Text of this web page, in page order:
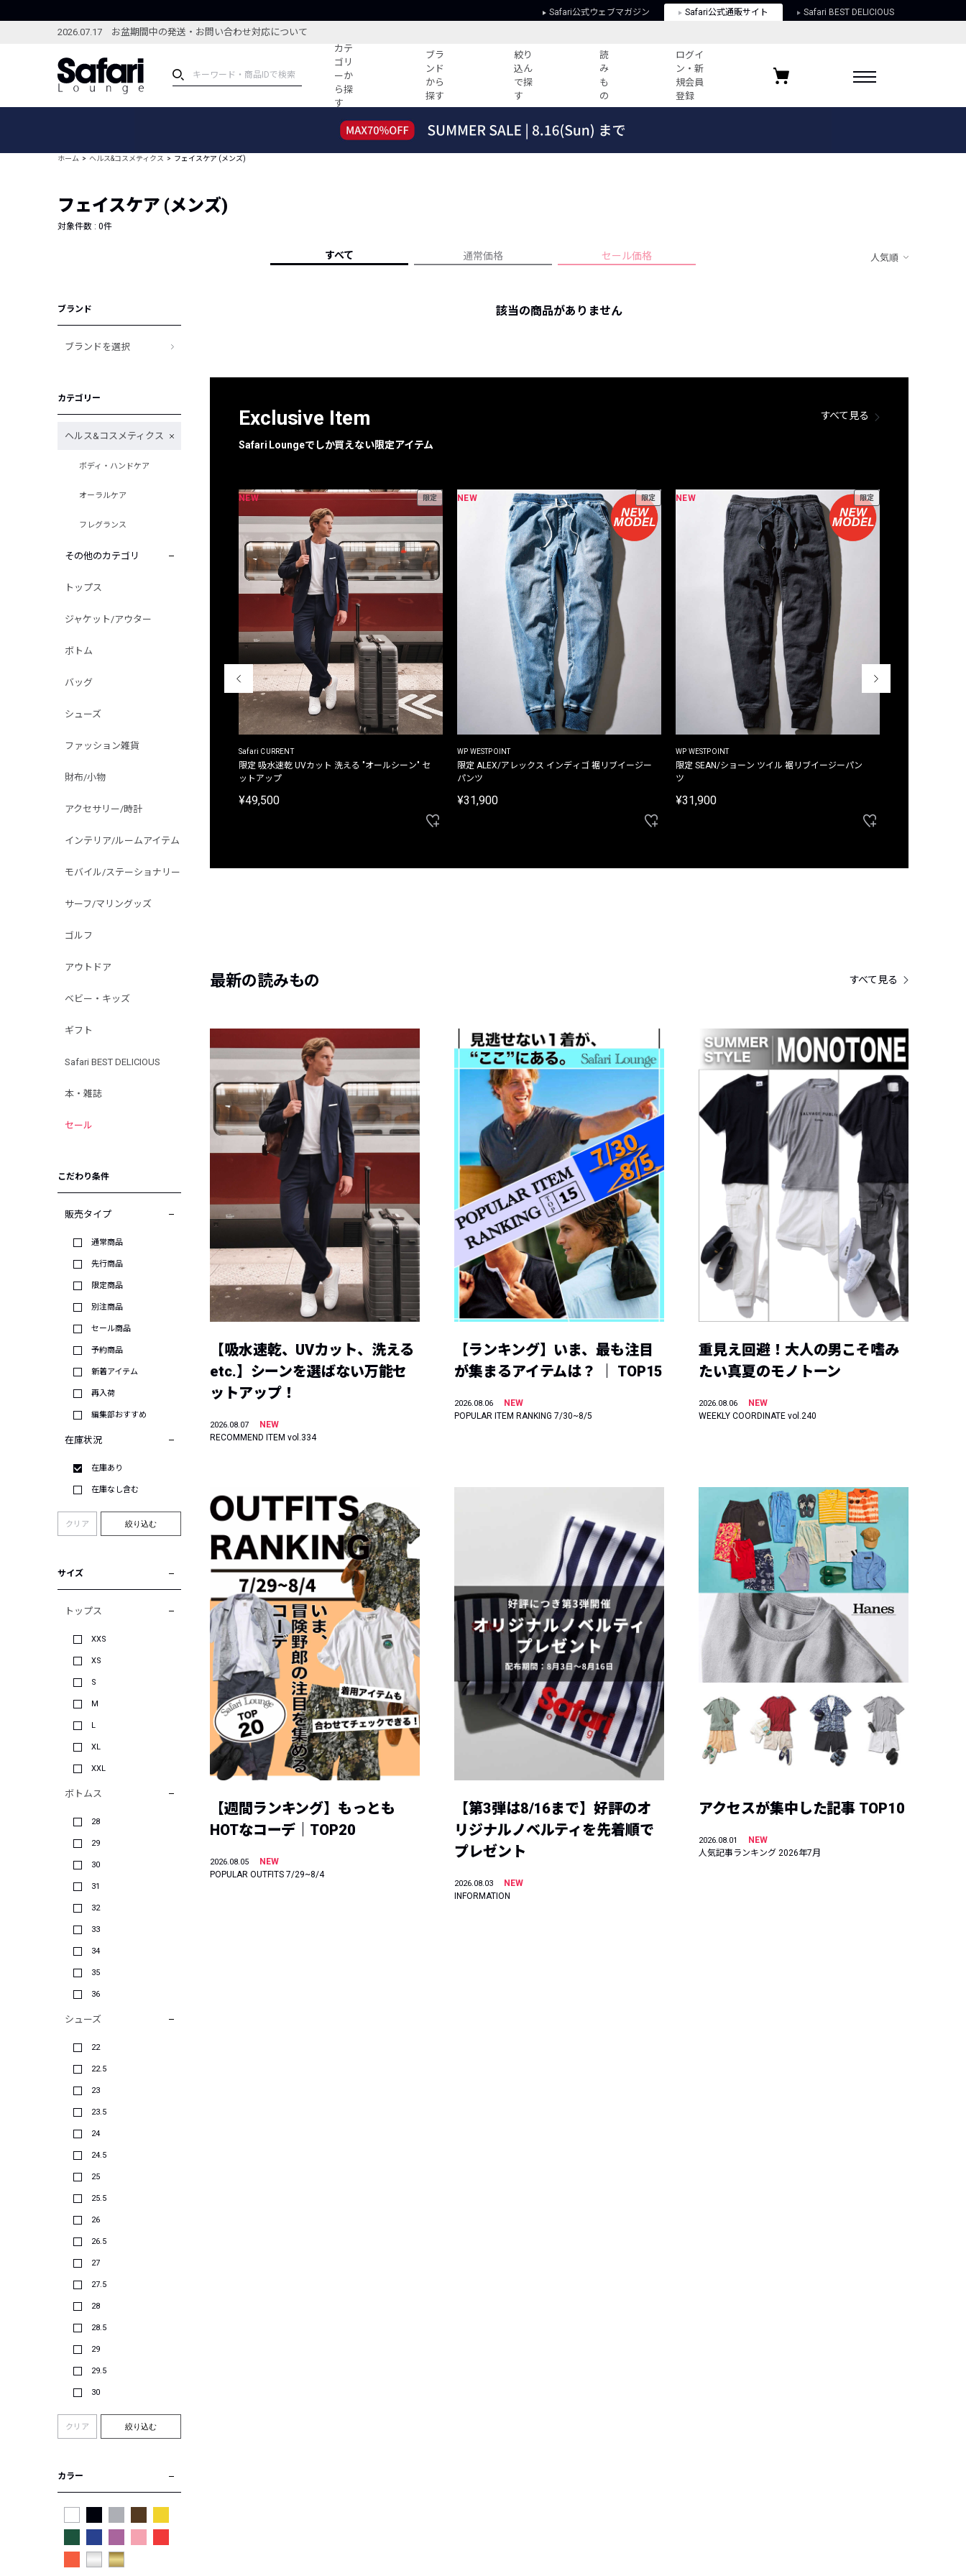
Safari公式ウェブマガジン Safari公式通販サイト Safari BEST DELICIOUS
2026.07.17 お盆期間中の発送・お問い合わせ対応について
カテ
ゴリ
ーか
ら探
す
ブラ
ンド
から
探す
絞り
込ん
で探
す
読
み
も
の
ログイ
ン・新
規会員
登録
ブランドから探す
新着アイテム
編集部のおすすめアイテム
特集記事
すべての記事
人気記事ランキング
フォーカスブランド
プライバシーポリシー
お気に入りブランド
ホーム ヘルス&コスメティクス フェイスケア (メンズ)
フェイスケア (メンズ)
対象件数 : 0件
すべて 通常価格 セール価格 人気順
ブランド
ブランドを選択
カテゴリー
ヘルス&コスメティクス
ボディ・ハンドケア
オーラルケア
フレグランス
その他のカテゴリ
トップス
ジャケット/アウター
ボトム
バッグ
シューズ
ファッション雑貨
財布/小物
アクセサリー/時計
インテリア/ルームアイテム
モバイル/ステーショナリー
サーフ/マリングッズ
ゴルフ
アウトドア
ベビー・キッズ
ギフト
Safari BEST DELICIOUS
本・雑誌
セール
こだわり条件
販売タイプ
通常商品
先行商品
限定商品
別注商品
セール商品
予約商品
新着アイテム
再入荷
編集部おすすめ
在庫状況
在庫あり
在庫なし含む
クリア 絞り込む
サイズ
トップス
XXS
XS
S
M
L
XL
XXL
ボトムス
28
29
30
31
32
33
34
35
36
シューズ
22
22.5
23
23.5
24
24.5
25
25.5
26
26.5
27
27.5
28
28.5
29
29.5
30
クリア 絞り込む
カラー
該当の商品がありません
Exclusive Item
Safari Loungeでしか買えない限定アイテム
すべて見る
NEW 限定
Safari CURRENT
限定 吸水速乾 UVカット 洗える "オールシーン" セ
ットアップ
¥49,500
NEW 限定
WP WESTPOINT
限定 ALEX/アレックス インディゴ 裾リブイージー
パンツ
¥31,900
NEW 限定
WP WESTPOINT
限定 SEAN/ショーン ツイル 裾リブイージーパン
ツ
¥31,900
最新の読みもの すべて見る
【吸水速乾、UVカット、洗える
etc.】シーンを選ばない万能セ
ットアップ！
2026.08.07
NEW
RECOMMEND ITEM vol.334
【ランキング】いま、最も注目
が集まるアイテムは？ ｜ TOP15
2026.08.06
NEW
POPULAR ITEM RANKING 7/30~8/5
重見え回避！大人の男こそ嗜み
たい真夏のモノトーン
2026.08.06
NEW
WEEKLY COORDINATE vol.240
【週間ランキング】もっとも
HOTなコーデ｜TOP20
2026.08.05
NEW
POPULAR OUTFITS 7/29~8/4
【第3弾は8/16まで】好評のオ
リジナルノベルティを先着順で
プレゼント
2026.08.03
NEW
INFORMATION
アクセスが集中した記事 TOP10
2026.08.01
NEW
人気記事ランキング 2026年7月